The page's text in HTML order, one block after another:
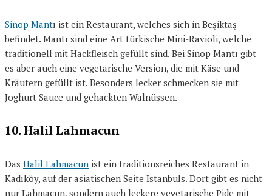
Sinop Mantı ist ein Restaurant, welches sich in Beşiktaş
befindet. Mantı sind eine Art türkische Mini-Ravioli, welche
traditionell mit Hackfleisch gefüllt sind. Bei Sinop Mantı gibt
es aber auch eine vegetarische Version, die mit Käse und
Kräutern gefüllt ist. Besonders lecker schmecken sie mit
Joghurt Sauce und gehackten Walnüssen.
10. Halil Lahmacun
Das Halil Lahmacun ist ein traditionsreiches Restaurant in
Kadıköy, auf der asiatischen Seite Istanbuls. Dort gibt es nicht
nur Lahmacun, sondern auch leckere vegetarische Pide mit